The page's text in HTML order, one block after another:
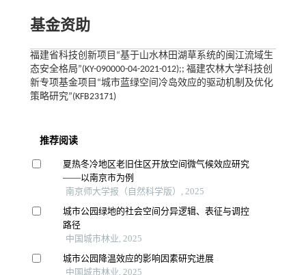
基金资助
福建省科技创新项目“基于山水林田湖草系统的闽江流域生
态安全格局”(KY-090000-04-2021-012);; 福建农林大学科技创
新专项基金项目“城市蓝绿空间冷岛效应的驱动机制及优化
策略研究”(KFB23171)